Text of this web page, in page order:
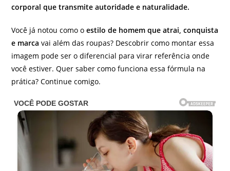
corporal que transmite autoridade e naturalidade.
Você já notou como oestilo de homem que atrai, conquista
e marca vai além das roupas? Descobrir como montar essa
imagem pode ser o diferencial para virar referência onde
você estiver. Quer saber como funciona essa fórmula na
prática? Continue comigo.